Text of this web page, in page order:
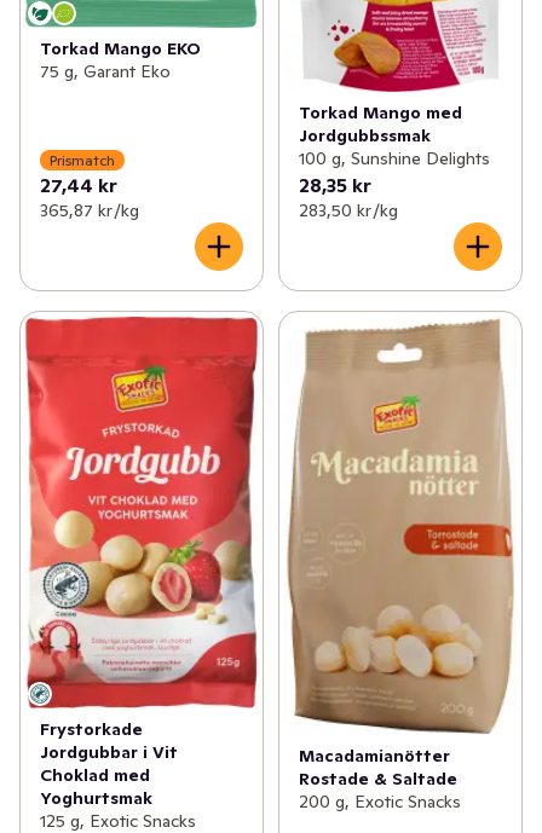
Torkad Mango EKO
75 g, Garant Eko
Prismatch
27,44 kr
365,87 kr /kg
Torkad Mango med
Jordgubbssmak
100 g, Sunshine Delights
28,35 kr
283,50 kr /kg
Frystorkade
Jordgubbar i Vit
Choklad med
Yoghurtsmak
125 g, Exotic Snacks
Macadamianötter
Rostade & Saltade
200 g, Exotic Snacks